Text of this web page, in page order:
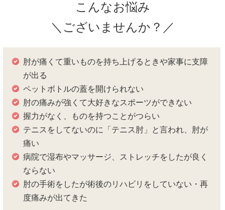
こんなお悩み
＼ございませんか？／
肘が痛くて重いものを持ち上げるときや家事に支障
が出る
ペットボトルの蓋を開けられない
肘の痛みが強くて大好きなスポーツができない
握力がなく、ものを持つことがつらい
テニスをしてないのに「テニス肘」と言われ、肘が
痛い
病院で湿布やマッサージ、ストレッチをしたが良く
ならない
肘の手術をしたが術後のリハビリをしていない・再
度痛みが出てきた